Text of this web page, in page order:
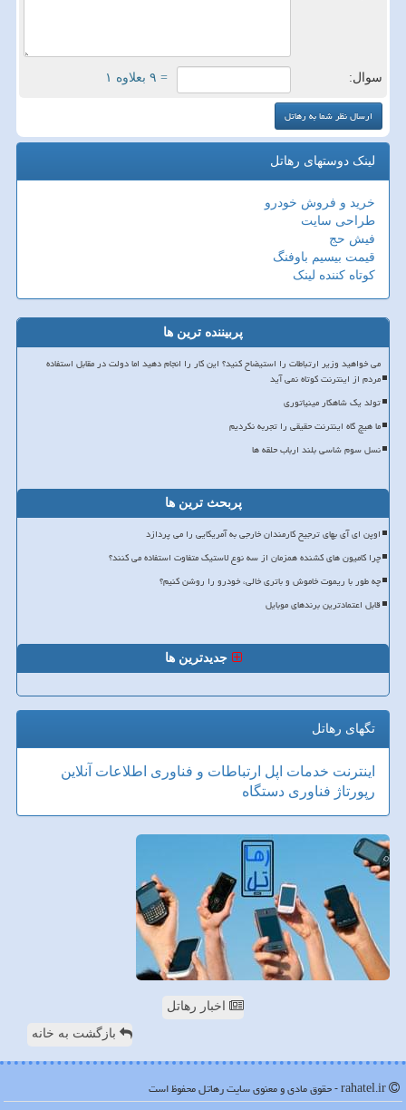
سوال: = ۹ بعلاوه ۱
لینک دوستهای رهاتل
خرید و فروش خودرو
طراحی سایت
فیش حج
قیمت بیسیم باوفنگ
کوتاه کننده لینک
پربیننده ترین ها
می خواهید وزیر ارتباطات را استیضاح کنید؟ این کار را انجام دهید اما دولت در مقابل استفاده
مردم از اینترنت کوتاه نمی آید
تولد یک شاهکار مینیاتوری
ما هیچ گاه اینترنت حقیقی را تجربه نکردیم
نسل سوم شاسی بلند ارباب حلقه ها
پربحث ترین ها
اوپن ای آی بهای ترجیح کارمندان خارجی به آمریکایی را می پردازد
چرا کامیون های کشنده همزمان از سه نوع لاستیک متفاوت استفاده می کنند؟
چه طور با ریموت خاموش و باتری خالی، خودرو را روشن کنیم؟
قابل اعتمادترین برندهای موبایل
جدیدترین ها
تگهای رهاتل
اینترنت خدمات اپل ارتباطات و فناوری اطلاعات آنلاین
رپورتاژ فناوری دستگاه
اخبار رهاتل
بازگشت به خانه